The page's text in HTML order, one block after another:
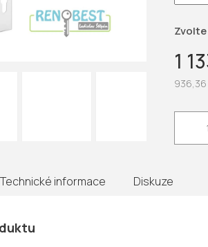
1
936,36
cena:
Technické informace Diskuze